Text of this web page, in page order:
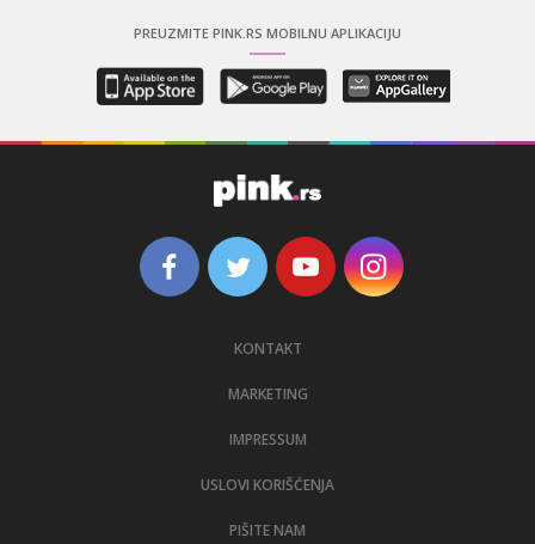
PREUZMITE PINK.RS MOBILNU APLIKACIJU
KONTAKT
MARKETING
IMPRESSUM
USLOVI KORIŠĆENJA
PIŠITE NAM